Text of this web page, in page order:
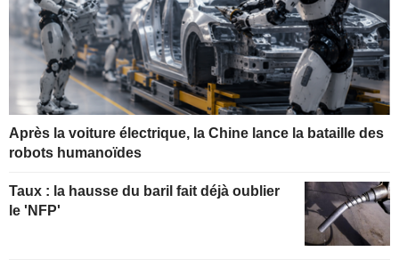
Après la voiture électrique, la Chine lance la bataille des
robots humanoïdes
Taux : la hausse du baril fait déjà oublier
le 'NFP'